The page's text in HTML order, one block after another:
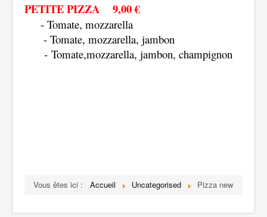
PETITE PIZZA 9,00 €
- Tomate, mozzarella
- Tomate, mozzarella, jambon
- Tomate,mozzarella, jambon, champignon
Vous êtes ici : Accueil Uncategorised Pizza new